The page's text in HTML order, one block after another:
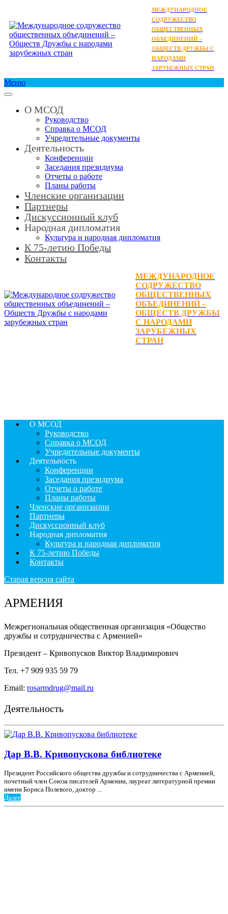
МЕЖДУНАРОДНОЕ
СОДРУЖЕСТВО
ОБЩЕСТВЕННЫХ
ОБЪЕДИНЕНИЙ –
ОБЩЕСТВ ДРУЖБЫ С
НАРОДАМИ
ЗАРУБЕЖНЫХ СТРАН
Меню
О МСОД
Руководство
Справка о МСОД
Учредительные документы
Деятельность
Конференции
Заседания президиума
Отчеты о работе
Планы работы
Членские организации
Партнеры
Дискуссионный клуб
Народная дипломатия
Культура и народная дипломатия
К 75-летию Победы
Контакты
МЕЖДУНАРОДНОЕ
СОДРУЖЕСТВО
ОБЩЕСТВЕННЫХ
ОБЪЕДИНЕНИЙ –
ОБЩЕСТВ ДРУЖБЫ
С НАРОДАМИ
ЗАРУБЕЖНЫХ
СТРАН
О МСОД
Руководство
Справка о МСОД
Учредительные документы
Деятельность
Конференции
Заседания президиума
Отчеты о работе
Планы работы
Членские организации
Партнеры
Дискуссионный клуб
Народная дипломатия
Культура и народная дипломатия
К 75-летию Победы
Контакты
Старая версия сайта
АРМЕНИЯ
Межрегиональная общественная организация «Общество
дружбы и сотрудничества с Арменией»
Президент – Кривопусков Виктор Владимирович
Тел. +7 909 935 59 79
Email: rosarmdrug@mail.ru
Деятельность
Дар В.В. Кривопускова библиотеке
Президент Российского общества дружбы и сотрудничества с Арменией,
почетный член Союза писателей Армении, лауреат литературной премии
имени Бориса Полевого, доктор ...
Далее